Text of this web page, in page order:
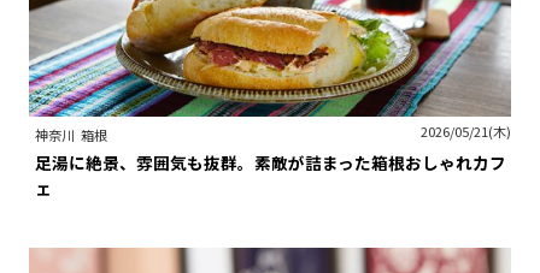
神奈川 箱根 2026/05/21(木)
足湯に絶景、雰囲気も抜群。素敵が詰まった箱根おしゃれカフ
ェ